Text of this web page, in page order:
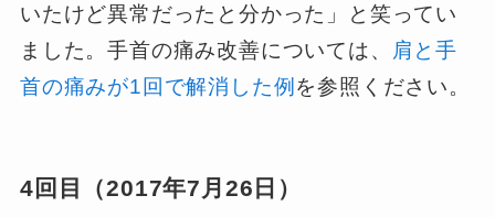
いたけど異常だったと分かった」と笑ってい
ました。手首の痛み改善については、
肩と手
首の痛みが1回で解消した例 を参照ください。
4回目（2017年7月26日）